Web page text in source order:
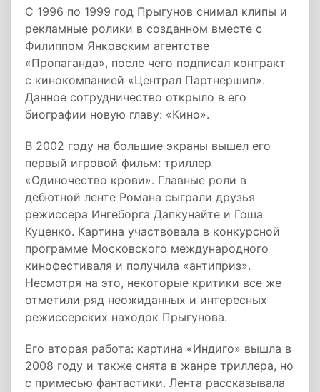
С 1996 по 1999 год Прыгунов снимал клипы и
рекламные ролики в созданном вместе с
Филиппом Янковским агентстве
«Пропаганда», после чего подписал контракт
с кинокомпанией «Централ Партнершип».
Данное сотрудничество открыло в его
биографии новую главу: «Кино».
В 2002 году на большие экраны вышел его
первый игровой фильм: триллер
«Одиночество крови». Главные роли в
дебютной ленте Романа сыграли друзья
режиссера Ингеборга Дапкунайте и Гоша
Куценко. Картина участвовала в конкурсной
программе Московского международного
кинофестиваля и получила «антиприз».
Несмотря на это, некоторые критики все же
отметили ряд неожиданных и интересных
режиссерских находок Прыгунова.
Его вторая работа: картина «Индиго» вышла в
2008 году и также снята в жанре триллера, но
с примесью фантастики. Лента рассказывала